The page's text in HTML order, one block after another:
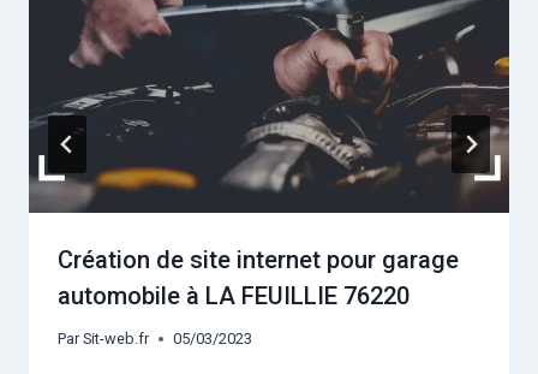
Création de site internet pour garage
automobile à LA FEUILLIE 76220
Par Sit-web.fr 05/03/2023